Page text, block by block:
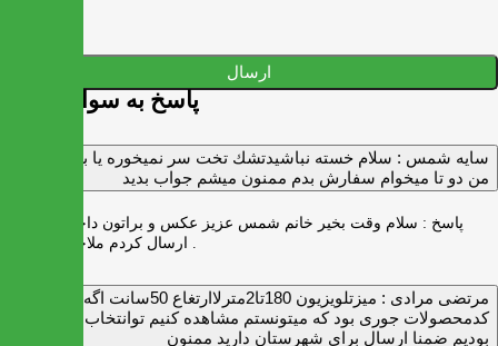
ارسال
پاسخ به سوالات شما
سايه شمس : سلام خسته نباشيدتشك تخت سر نميخوره يا برنميگرده
من دو تا ميخوام سفارش بدم ممنون ميشم جواب بديد
پاسخ : سلام وقت بخیر خانم شمس عزیز عکس و براتون داخل واتس اپ
مرتضی مرادی :
میزتلویزیون 180تا2مترلاارتغاع 50سانت اگه
کدمحصولات جوری بود که میتونستم مشاهده کنیم توانتخاب راحت‌تر
بودیم ضمنا ارسال برای شهرستان دارید ممنون